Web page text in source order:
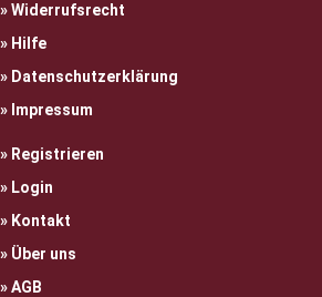
Widerrufsrecht
Hilfe
Datenschutzerklärung
Impressum
Registrieren
Login
Kontakt
Über uns
AGB